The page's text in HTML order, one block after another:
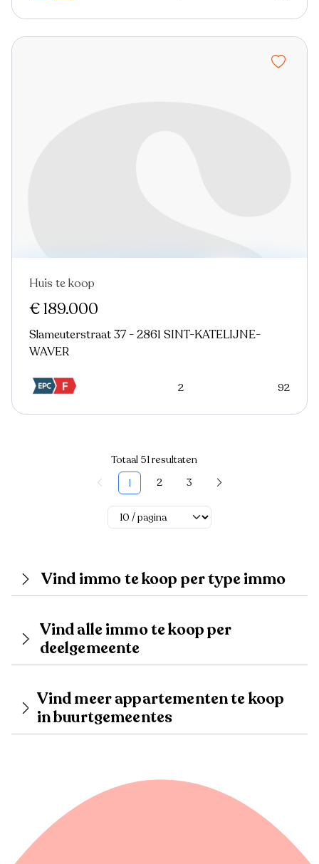
Nieuw
Huis te koop
€ 189.000
Slameuterstraat 37 - 2861 SINT-KATELIJNE-
WAVER
2 92
Totaal 51 resultaten
1
2 3
Vind immo te koop per type immo
Vind alle immo te koop per
deelgemeente
Vind meer appartementen te koop
in buurtgemeentes